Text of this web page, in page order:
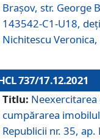
Braşov, str. George
143542-C1-U18,
Nichitescu
737/17.12.2021
Titlu:
cumpărarea
Republicii nr. 35,